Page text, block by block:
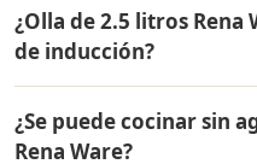
vida contra defectos de
productos Rena Ware
inoxidable quirúrgico 18/
¿Olla de 2.5 litros Rena
de inducción?
tipo de cocinas: gas,
¿Se puede cocinar sin
Rena Ware?